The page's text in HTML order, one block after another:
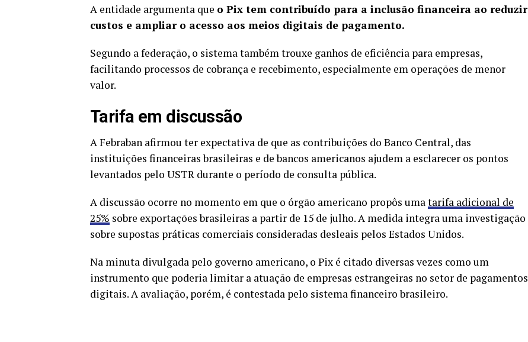
A entidade argumenta que o Pix tem contribuído para a inclusão financeira ao reduzir
custos e ampliar o acesso aos meios digitais de pagamento.
Segundo a federação, o sistema também trouxe ganhos de eficiência para empresas,
facilitando processos de cobrança e recebimento, especialmente em operações de menor
valor.
Tarifa em discussão
A Febraban afirmou ter expectativa de que as contribuições do Banco Central, das
instituições financeiras brasileiras e de bancos americanos ajudem a esclarecer os pontos
levantados pelo USTR durante o período de consulta pública.
A discussão ocorre no momento em que o órgão americano propôs umatarifa adicional de
25% sobre exportações brasileiras a partir de 15 de julho. A medida integra uma investigação
sobre supostas práticas comerciais consideradas desleais pelos Estados Unidos.
Na minuta divulgada pelo governo americano, o Pix é citado diversas vezes como um
instrumento que poderia limitar a atuação de empresas estrangeiras no setor de pagamentos
digitais. A avaliação, porém, é contestada pelo sistema financeiro brasileiro.